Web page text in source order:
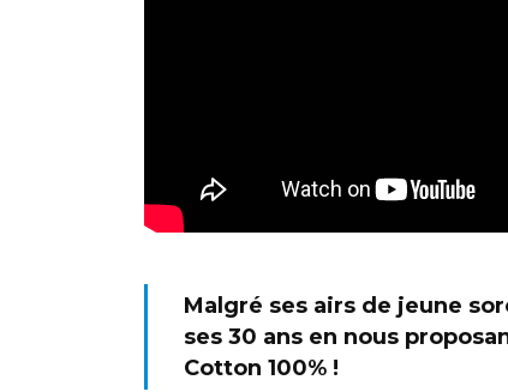
Malgré ses airs de jeune
ses 30 ans en nous
Cotton 100% !